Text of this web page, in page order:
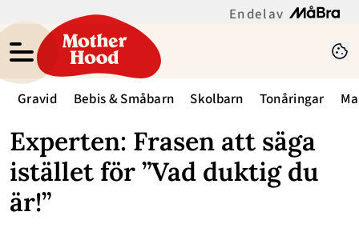
En del av
Gravid Bebis & Småbarn Skolbarn Tonåringar
Experten: Frasen att säga
istället för ”Vad duktig du
är!”